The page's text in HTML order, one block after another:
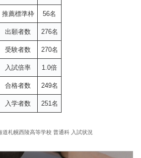
推薦標準枠 56名
出願者数 276名
受験者数 270名
入試倍率 1.0倍
合格者数 249名
入学者数 251名
道札幌西陵高等学校 普通科 入試状況